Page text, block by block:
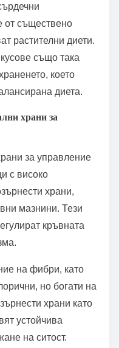
от съществено
растителни диети.
също така
което
диета.
храни за
за управление
с високо
храни,
мазнини. Тези
кръвната
на фибри, като
но богати на
храни като
устойчива
на ситост.